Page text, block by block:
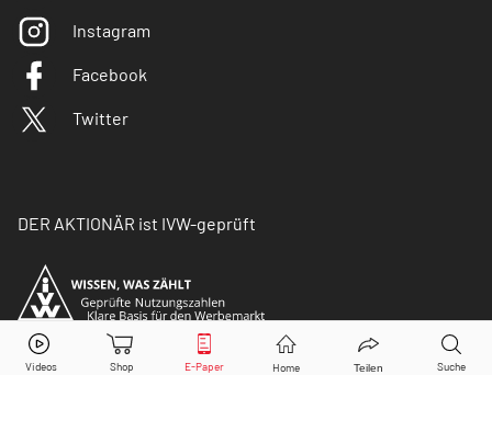
Instagram
Facebook
Twitter
DER AKTIONÄR ist IVW-geprüft